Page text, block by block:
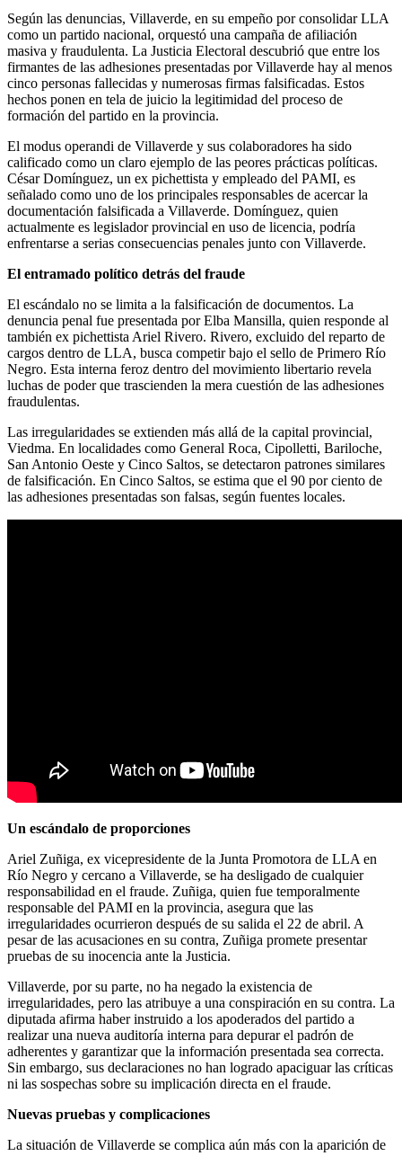
Según las denuncias, Villaverde, en su empeño por consolidar LLA
como un partido nacional, orquestó una campaña de afiliación
masiva y fraudulenta. La Justicia Electoral descubrió que entre los
firmantes de las adhesiones presentadas por Villaverde hay al menos
cinco personas fallecidas y numerosas firmas falsificadas. Estos
hechos ponen en tela de juicio la legitimidad del proceso de
formación del partido en la provincia.
El modus operandi de Villaverde y sus colaboradores ha sido
calificado como un claro ejemplo de las peores prácticas políticas.
César Domínguez, un ex pichettista y empleado del PAMI, es
señalado como uno de los principales responsables de acercar la
documentación falsificada a Villaverde. Domínguez, quien
actualmente es legislador provincial en uso de licencia, podría
enfrentarse a serias consecuencias penales junto con Villaverde.
El entramado político detrás del fraude
El escándalo no se limita a la falsificación de documentos. La
denuncia penal fue presentada por Elba Mansilla, quien responde al
también ex pichettista Ariel Rivero. Rivero, excluido del reparto de
cargos dentro de LLA, busca competir bajo el sello de Primero Río
Negro. Esta interna feroz dentro del movimiento libertario revela
luchas de poder que trascienden la mera cuestión de las adhesiones
fraudulentas.
Las irregularidades se extienden más allá de la capital provincial,
Viedma. En localidades como General Roca, Cipolletti, Bariloche,
San Antonio Oeste y Cinco Saltos, se detectaron patrones similares
de falsificación. En Cinco Saltos, se estima que el 90 por ciento de
las adhesiones presentadas son falsas, según fuentes locales.
Un escándalo de proporciones
Ariel Zuñiga, ex vicepresidente de la Junta Promotora de LLA en
Río Negro y cercano a Villaverde, se ha desligado de cualquier
responsabilidad en el fraude. Zuñiga, quien fue temporalmente
responsable del PAMI en la provincia, asegura que las
irregularidades ocurrieron después de su salida el 22 de abril. A
pesar de las acusaciones en su contra, Zuñiga promete presentar
pruebas de su inocencia ante la Justicia.
Villaverde, por su parte, no ha negado la existencia de
irregularidades, pero las atribuye a una conspiración en su contra. La
diputada afirma haber instruido a los apoderados del partido a
realizar una nueva auditoría interna para depurar el padrón de
adherentes y garantizar que la información presentada sea correcta.
Sin embargo, sus declaraciones no han logrado apaciguar las críticas
ni las sospechas sobre su implicación directa en el fraude.
Nuevas pruebas y complicaciones
La situación de Villaverde se complica aún más con la aparición de